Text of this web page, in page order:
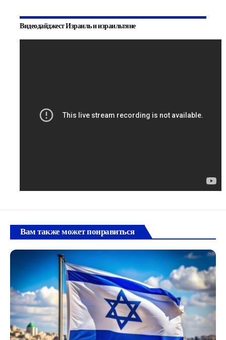
Видеодайджест Израиль и израильтяне
Вам также может понравиться